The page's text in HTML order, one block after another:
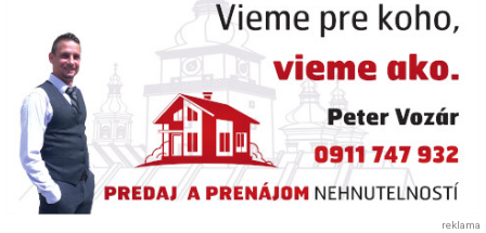
reklama